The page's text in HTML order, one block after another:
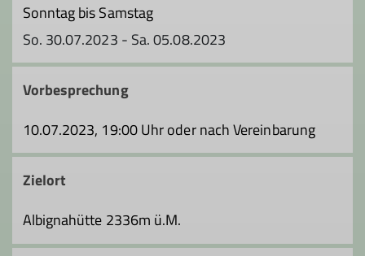
Sonntag bis Samstag
So. 30.07.2023 - Sa. 05.08.2023
Vorbesprechung
10.07.2023, 19:00 Uhr oder nach Vereinbarung
Zielort
Albignahütte 2336m ü.M.